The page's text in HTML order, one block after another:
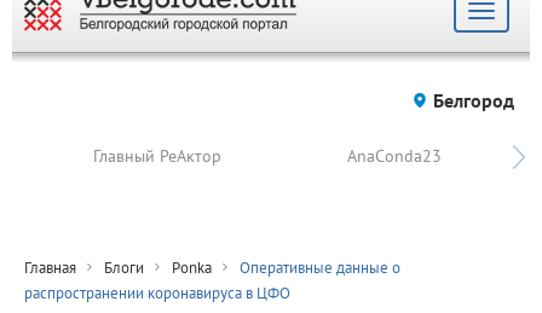
Toggle
Белгород
Главный РеАктор AnaConda23
Главная Блоги Ponka
Оперативные данные о
распространении коронавируса в ЦФО